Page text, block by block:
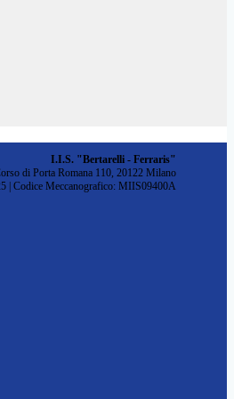
I.I.S. "Bertarelli - Ferraris"
di Porta Romana 110, 20122 Milano
| Codice Meccanografico: MIIS09400A